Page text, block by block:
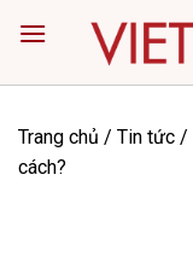
Trang chủ / Tin tức /
cách?